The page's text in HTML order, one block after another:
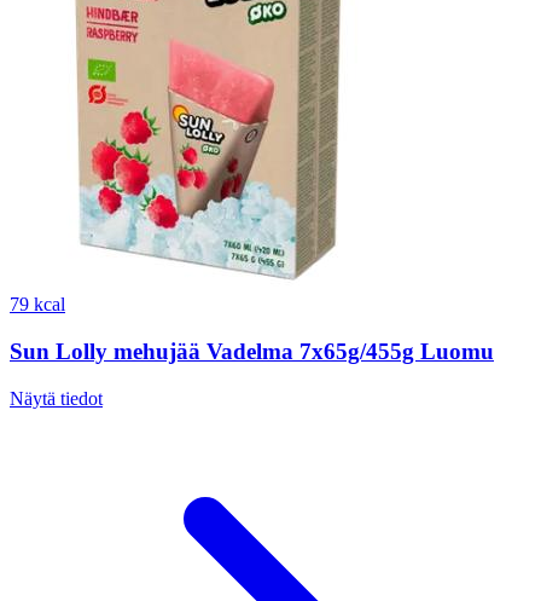
79 kcal
Sun Lolly mehujää Vadelma 7x65g/455g Luomu
Näytä tiedot